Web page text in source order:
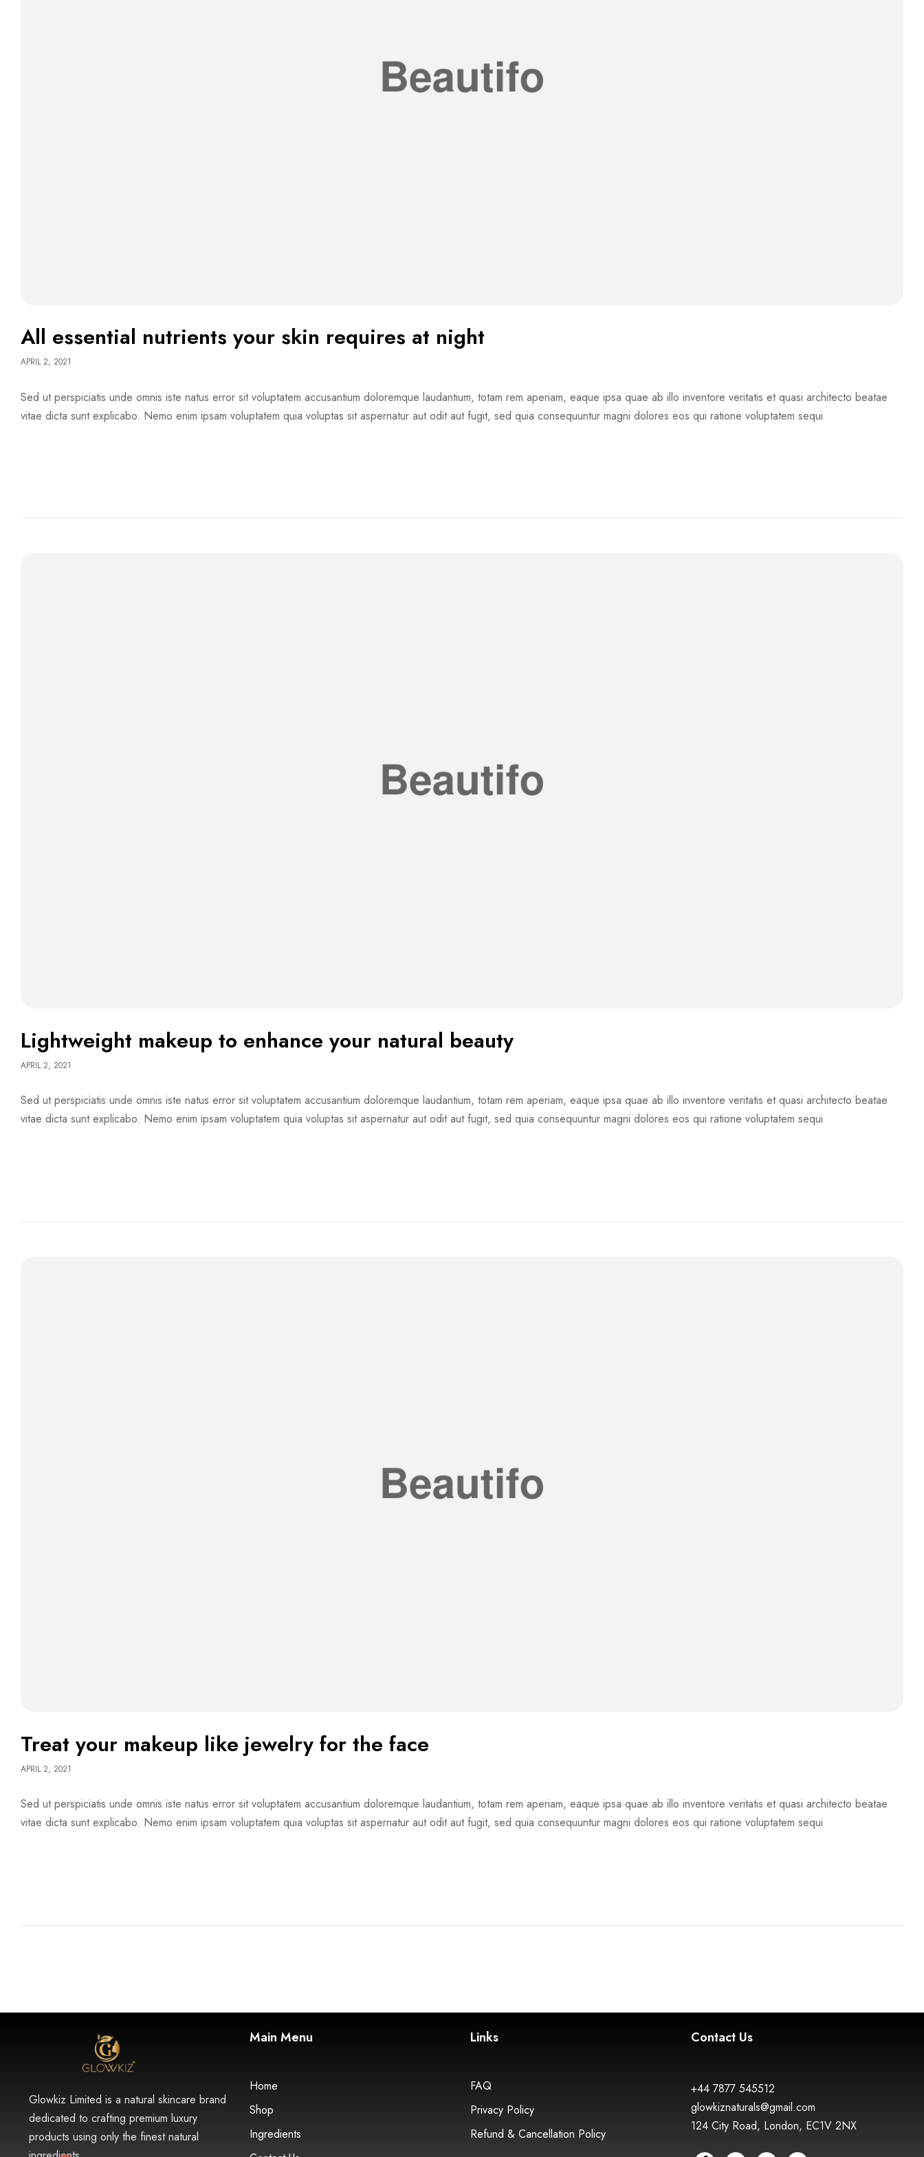
APRIL 2, 2021
All essential nutrients your skin requires at night
Sed ut perspiciatis unde omnis iste natus error sit voluptatem accusantium doloremque laudantium, totam rem aperiam, eaque ipsa quae ab illo inventore veritatis et quasi architecto beatae
vitae dicta sunt explicabo. Nemo enim ipsam voluptatem quia voluptas sit aspernatur aut odit aut fugit, sed quia consequuntur magni dolores eos qui ratione voluptatem sequi
APRIL 2, 2021
Lightweight makeup to enhance your natural beauty
Sed ut perspiciatis unde omnis iste natus error sit voluptatem accusantium doloremque laudantium, totam rem aperiam, eaque ipsa quae ab illo inventore veritatis et quasi architecto beatae
vitae dicta sunt explicabo. Nemo enim ipsam voluptatem quia voluptas sit aspernatur aut odit aut fugit, sed quia consequuntur magni dolores eos qui ratione voluptatem sequi
APRIL 2, 2021
Treat your makeup like jewelry for the face
Sed ut perspiciatis unde omnis iste natus error sit voluptatem accusantium doloremque laudantium, totam rem aperiam, eaque ipsa quae ab illo inventore veritatis et quasi architecto beatae
vitae dicta sunt explicabo. Nemo enim ipsam voluptatem quia voluptas sit aspernatur aut odit aut fugit, sed quia consequuntur magni dolores eos qui ratione voluptatem sequi
Glowkiz Limited is a natural skincare brand
dedicated to crafting premium luxury
products using only the finest natural
Main Menu
Home
Shop
Ingredients
Links
FAQ
Privacy Policy
Refund & Cancellation Policy
Contact Us
+44 7877 545512
glowkiznaturals@gmail.com
124 City Road, London, EC1V 2NX